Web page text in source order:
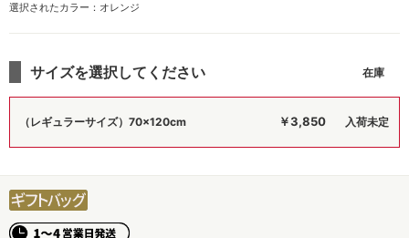
選択されたカラー：オレンジ
サイズを選択してください
（レギュラーサイズ）70×120cm ￥3,850 入荷未定